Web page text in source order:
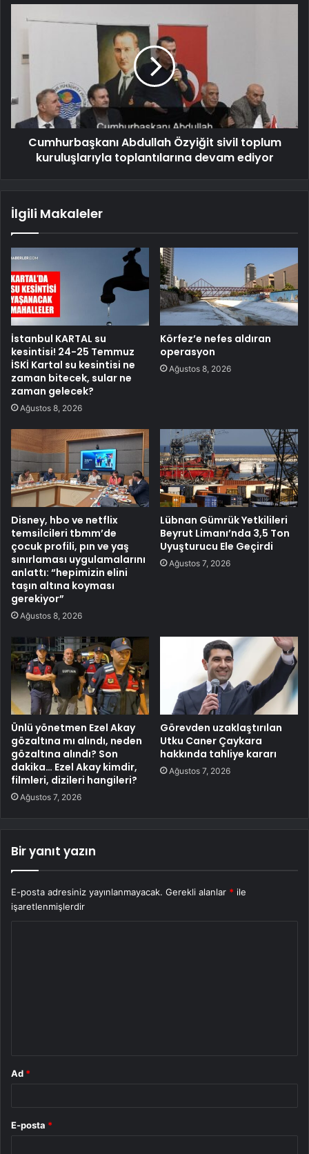
Cumhurbaşkanı Abdullah Özyiğit sivil toplum
kuruluşlarıyla toplantılarına devam ediyor
İlgili Makaleler
İstanbul KARTAL su
kesintisi! 24-25 Temmuz
İSKİ Kartal su kesintisi ne
zaman bitecek, sular ne
zaman gelecek?
Ağustos 8, 2026
Körfez’e nefes aldıran
operasyon
Ağustos 8, 2026
Disney, hbo ve netflix
temsilcileri tbmm’de
çocuk profili, pın ve yaş
sınırlaması uygulamalarını
anlattı: “hepimizin elini
taşın altına koyması
gerekiyor”
Ağustos 8, 2026
Lübnan Gümrük Yetkilileri
Beyrut Limanı’nda 3,5 Ton
Uyuşturucu Ele Geçirdi
Ağustos 7, 2026
Ünlü yönetmen Ezel Akay
gözaltına mı alındı, neden
gözaltına alındı? Son
dakika… Ezel Akay kimdir,
filmleri, dizileri hangileri?
Ağustos 7, 2026
Görevden uzaklaştırılan
Utku Caner Çaykara
hakkında tahliye kararı
Ağustos 7, 2026
Bir yanıt yazın
E-posta adresiniz yayınlanmayacak. Gerekli alanlar * ile
işaretlenmişlerdir
Ad *
E-posta *